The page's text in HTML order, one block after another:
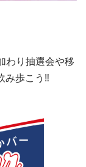
わり抽選会や移
み歩こう‼